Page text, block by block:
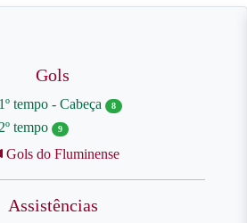
Gols
tempo - Cabeça 8
tempo 9
Gols do Fluminense
Assistências